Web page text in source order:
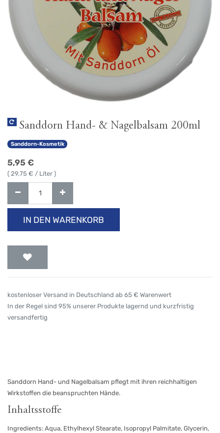
Sanddorn Hand- & Nagelbalsam 200ml
Sanddorn-Kosmetik
5,95 €
( 29,75 € / Liter )
IN DEN WARENKORB
kostenloser Versand in Deutschland ab 65 € Warenwert
In der Regel sind 95% unserer Produkte lagernd und kurzfristig
versandfertig
Sanddorn Hand- und Nagelbalsam pflegt mit ihren reichhaltigen
Wirkstoffen die beanspruchten Hände.
Inhaltsstoffe
Ingredients: Aqua, Ethylhexyl Stearate, Isopropyl Palmitate, Glycerin,